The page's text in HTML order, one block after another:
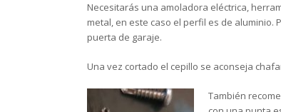
Necesitarás una amoladora eléctrica,
metal, en este caso el perfil es de
puerta de garaje.
Una vez cortado el cepillo se aconseja
También